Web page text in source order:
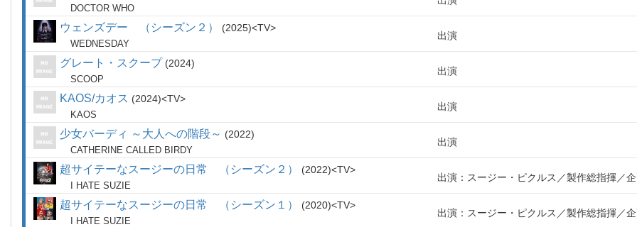
DOCTOR WHO
ウェンズデー （シーズン２） 2025 TV
WEDNESDAY
出演
グレート・スクープ 2024
SCOOP
出演
KAOS/カオス 2024 TV
KAOS
出演
少女バーディ ～大人への階段～ 2022
CATHERINE CALLED BIRDY
出演
超サイテーなスージーの日常 （シーズン２） 2022 TV
I HATE SUZIE
出演：スージー・ピクルス 製作総指揮
超サイテーなスージーの日常 （シーズン１） 2020 TV
I HATE SUZIE
出演：スージー・ピクルス 製作総指揮